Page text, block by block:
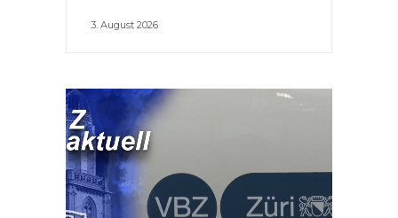
3. August 2026